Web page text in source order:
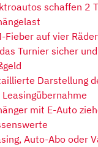
schaffen 2
Fieber auf vier
Turnier sicher
Darstellung
mit E-Auto
Auto-Abo oder